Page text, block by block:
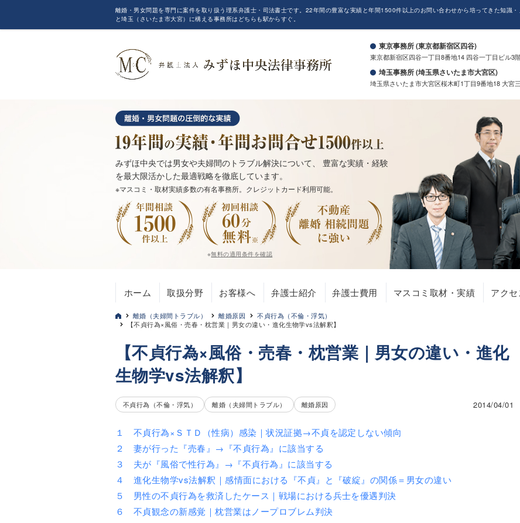
離婚・男女問題を専門に案件を取り扱う理系弁護士・司法書士です。22年間の豊富な実績と年間1500件以上のお問い合わせから培ってきた知識
と埼玉（さいたま市大宮）に構える事務所はどちらも駅からすぐ。
東京事務所 (東京都新宿区四谷)
東京都新宿区四谷一丁目8番地14 四谷一丁目ビル3
埼玉事務所 (埼玉県さいたま市大宮区)
埼玉県さいたま市大宮区桜木町1丁目9番地18 大宮
みずほ中央では男女や夫婦間のトラブル解決について、 豊富な実績・経験
を最大限活かした最適戦略を徹底しています。
※マスコミ・取材実績多数の有名事務所。クレジットカード利用可能。
※無料の適用条件を確認
ホーム 取扱分野 お客様へ 弁護士紹介 弁護士費用 マスコミ取材・実績 アクセ
離婚（夫婦間トラブル） 離婚原因
不貞行為（不倫・浮気）
【不貞行為×風俗・売春・枕営業｜男女の違い・進化生物学vs法解釈】
【不貞行為×風俗・売春・枕営業｜男女の違い・進化
生物学vs法解釈】
不貞行為（不倫・浮気） 離婚（夫婦間トラブル） 離婚原因 2014/04/01
１ 不貞行為×ＳＴＤ（性病）感染｜状況証拠→不貞を認定しない傾向
２ 妻が行った『売春』→『不貞行為』に該当する
３ 夫が『風俗で性行為』→『不貞行為』に該当する
４ 進化生物学vs法解釈｜感情面における『不貞』と『破綻』の関係＝男女の違い
５ 男性の不貞行為を救済したケース｜戦場における兵士を優遇判決
６ 不貞観念の新感覚｜枕営業はノープロブレム判決